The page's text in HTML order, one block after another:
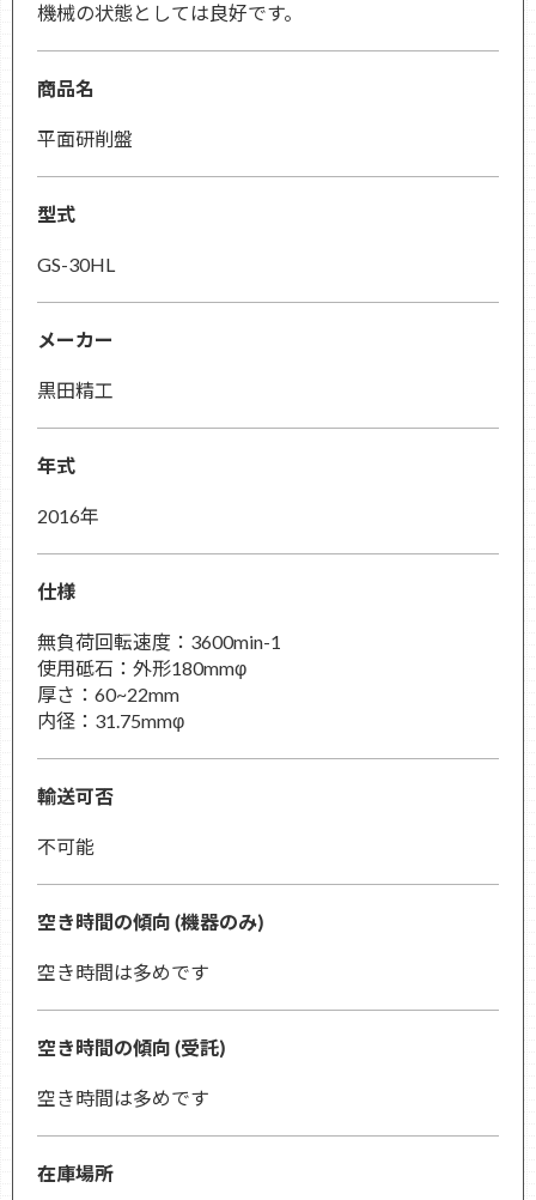
機械の状態としては良好です。
商品名
平面研削盤
型式
GS-30HL
メーカー
黒田精工
年式
2016年
仕様
無負荷回転速度：3600min-1
使用砥石：外形180mmφ
厚さ：60~22mm
内径：31.75mmφ
輸送可否
不可能
空き時間の傾向 (機器のみ)
空き時間は多めです
空き時間の傾向 (受託)
空き時間は多めです
在庫場所